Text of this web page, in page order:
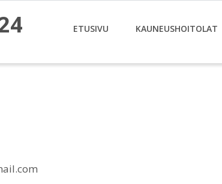
ETUSIVU KAUNEUSHOITOLAT